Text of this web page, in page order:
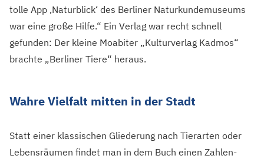
tolle App ‚Naturblick‘ des Berliner Naturkundemuseums
war eine große Hilfe.“ Ein Verlag war recht schnell
gefunden: Der kleine Moabiter „Kulturverlag Kadmos“
brachte „Berliner Tiere“ heraus.
Wahre Vielfalt mitten in der Stadt
Statt einer klassischen Gliederung nach Tierarten oder
Lebensräumen findet man in dem Buch einen Zahlen-